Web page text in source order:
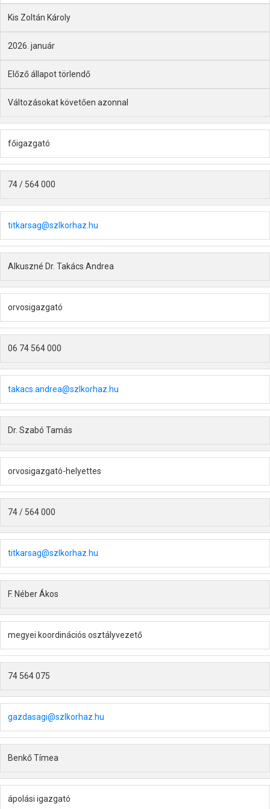
Kis Zoltán Károly
2026. január
Előző állapot törlendő
Változásokat követően azonnal
főigazgató
74 / 564 000
titkarsag@szlkorhaz.hu
Alkuszné Dr. Takács Andrea
orvosigazgató
06 74 564 000
takacs.andrea@szlkorhaz.hu
Dr. Szabó Tamás
orvosigazgató-helyettes
74 / 564 000
titkarsag@szlkorhaz.hu
F. Néber Ákos
megyei koordinációs osztályvezető
74 564 075
gazdasagi@szlkorhaz.hu
Benkő Tímea
ápolási igazgató